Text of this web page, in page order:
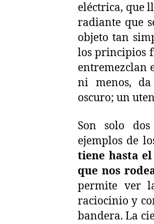
eléctrica, que
radiante que
objeto tan
los principios
entremezclan
ni menos,
oscuro; un
Son solo
ejemplos de
tiene hasta
que nos
permite ver
raciocinio y
bandera. La